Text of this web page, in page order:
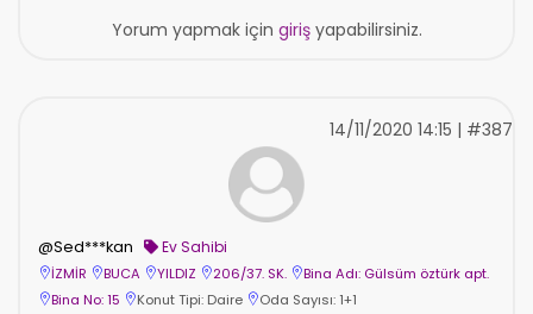
Yorum yapmak için girişyapabilirsiniz.
@Sed***kan Ev Sahibi
İZMİR BUCA YILDIZ 206/37. SK.
Bina Adı: Gülsüm öztürk apt.
Bina No: 15
Konut Tipi: Daire Oda Sayısı: 1+1
14/11/2020 14:15 | #387